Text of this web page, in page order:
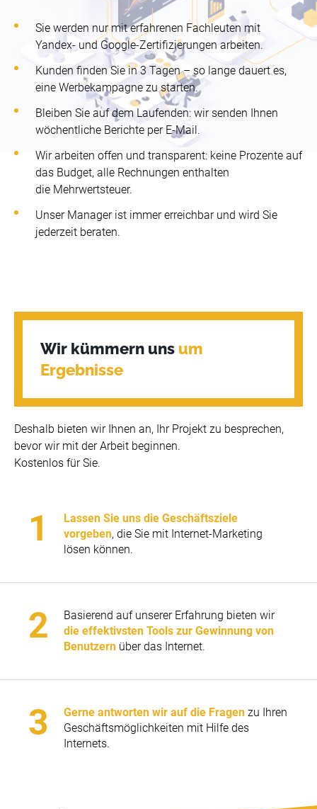
Sie werden nur mit erfahrenen Fachleuten mit
Yandex- und Google-Zertifizierungen arbeiten.
Kunden finden Sie in 3 Tagen – so lange dauert es,
eine Werbekampagne zu starten.
Bleiben Sie auf dem Laufenden: wir senden Ihnen
wöchentliche Berichte per E-Mail.
Wir arbeiten offen und transparent: keine Prozente auf
das Budget, alle Rechnungen enthalten
die Mehrwertsteuer.
Unser Manager ist immer erreichbar und wird Sie
jederzeit beraten.
Wir kümmern uns um
Ergebnisse
Deshalb bieten wir Ihnen an, Ihr Projekt zu besprechen,
bevor wir mit der Arbeit beginnen.
Kostenlos für Sie.
Lassen Sie uns die Geschäftsziele
vorgeben, die Sie mit Internet-Marketing
lösen können.
Basierend auf unserer Erfahrung bieten wir
die effektivsten Tools zur Gewinnung von
Benutzern über das Internet.
Gerne antworten wir auf die Fragen zu Ihren
Geschäftsmöglichkeiten mit Hilfe des
Internets.